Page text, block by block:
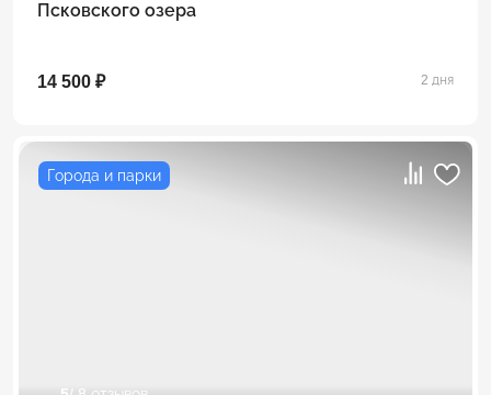
Псковского озера
14 500 ₽ 2 дня
Города и парки